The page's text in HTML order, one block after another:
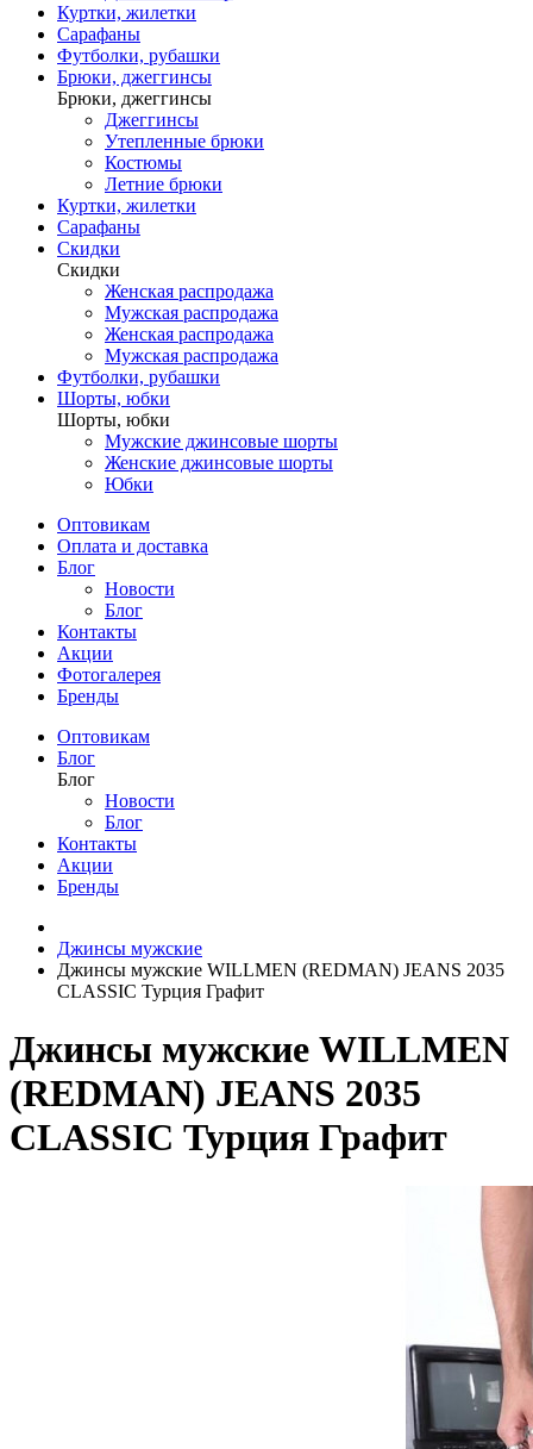
Куртки, жилетки
Сарафаны
Футболки, рубашки
Брюки, джеггинсы
Брюки, джеггинсы
Джеггинсы
Утепленные брюки
Костюмы
Летние брюки
Куртки, жилетки
Сарафаны
Скидки
Скидки
Женская распродажа
Мужская распродажа
Женская распродажа
Мужская распродажа
Футболки, рубашки
Шорты, юбки
Шорты, юбки
Мужские джинсовые шорты
Женские джинсовые шорты
Юбки
Оптовикам
Оплата и доставка
Блог
Новости
Блог
Контакты
Акции
Фотогалерея
Бренды
Оптовикам
Блог
Блог
Новости
Блог
Контакты
Акции
Бренды
Джинсы мужские
Джинсы мужские WILLMEN (REDMAN) JEANS 2035
CLASSIC Турция Графит
Джинсы мужские WILLMEN
(REDMAN) JEANS 2035
CLASSIC Турция Графит